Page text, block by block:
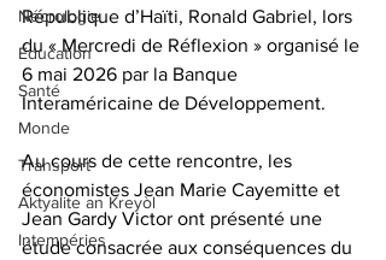
Nécrologie
Éducation
Santé
Monde
Transport
Aktyalite an Kreyòl
Intempéries
République d’Haïti, Ronald Gabriel, lors
du « Mercredi de Réflexion » organisé le
6 mai 2026 par la Banque
Interaméricaine de Développement.
Au cours de cette rencontre, les
économistes Jean Marie Cayemitte et
Jean Gardy Victor ont présenté une
étude consacrée aux conséquences du